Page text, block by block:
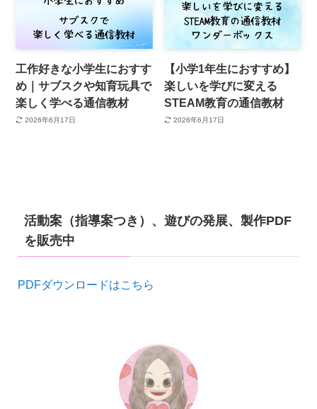
工作好きな小学生におすす
め｜サブスクや知育玩具で
楽しく学べる通信教材
2026年6月17日
【小学1年生におすすめ】
楽しいを学びに変える
STEAM教育の通信教材
2026年6月17日
活動案（指導案つき）、遊びの発展、製作PDF
を販売中
PDFダウンロードはこちら